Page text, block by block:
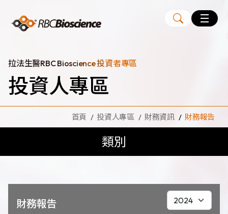
Language
MagCore
自動化核酸純化萃取儀
核酸萃取試劑組
Large Volume Kits
Diatech
拉法生醫RBC Bioscience 投資者專區
投資人專區
首頁 投資人專區 財務資訊 財務報告
類別
財務報告